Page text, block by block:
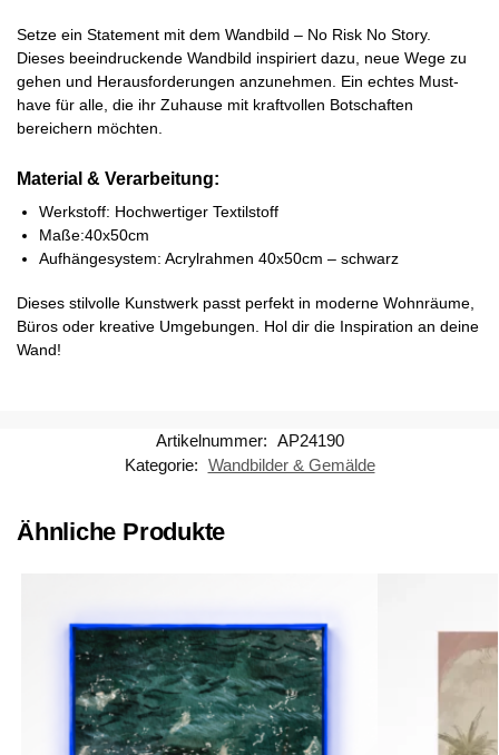
Setze ein Statement mit dem Wandbild – No Risk No Story.
Dieses beeindruckende Wandbild inspiriert dazu, neue Wege zu
gehen und Herausforderungen anzunehmen. Ein echtes Must-
have für alle, die ihr Zuhause mit kraftvollen Botschaften
bereichern möchten.
Material & Verarbeitung:
Werkstoff: Hochwertiger Textilstoff
Maße:40x50cm
Aufhängesystem: Acrylrahmen 40x50cm – schwarz
Dieses stilvolle Kunstwerk passt perfekt in moderne Wohnräume,
Büros oder kreative Umgebungen. Hol dir die Inspiration an deine
Wand!
Artikelnummer: AP24190
Kategorie: Wandbilder & Gemälde
Ähnliche Produkte